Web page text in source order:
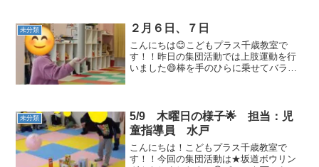
には、子どもたちも大喜び...
未分類 ２月６日、７日
こんにちは😊こどもプラス千歳教室で
す！！昨日の集団活動では上肢運動を行
いました😄棒を手のひらに乗せてバラン
てしまう場面もありました😅先...
未分類
5/9 木曜日の様子🌟 担当：児
童指導員 水戸
こんにちは！こどもプラス千歳教室で
す！！今回の集団活動は★坂道ボウリン